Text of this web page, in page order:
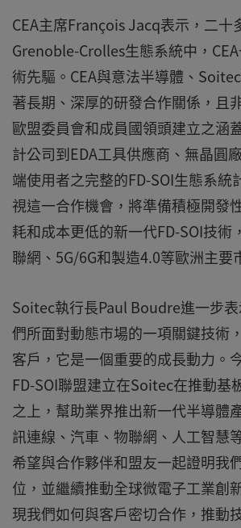
CEA主席François Jacq表示，二十
Grenoble-Crolles生態系統中，
術先驅。CEA與意法半導體、
著長期、深厚的研發合作關係，且
歐盟委員會和成員國領頭建立之涵
計公司到EDA工具供應商、無晶圓
端使用者之完整的FD-SOI生態系統
視這一合作機會，將準備積極開發
耗和成本更低的新一代FD-SOI技術
聯網、5G/6G和製造4.0等歐洲主要
Soitec執行長Paul Boudre進一步表
們所面對動態市場的一項關鍵技術
客戶，它是一個重要的成長動力。
FD-SOI聯盟建立在Soitec在推動基
之上，幫助業界推出新一代半導體
訊連線、汽車、物聯網、人工智慧
希望與合作夥伴和盟友一起證明我
位，並繼續推動全球微電子工業創
現我們如何與客戶密切合作，推動